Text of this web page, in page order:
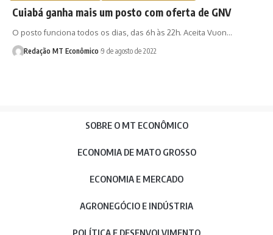
Cuiabá ganha mais um posto com oferta de GNV
O posto funciona todos os dias, das 6h às 22h. Aceita Vuon…
Redação MT Econômico 9 de agosto de 2022
SOBRE O MT ECONÔMICO
ECONOMIA DE MATO GROSSO
ECONOMIA E MERCADO
AGRONEGÓCIO E INDÚSTRIA
POLÍTICA E DESENVOLVIMENTO